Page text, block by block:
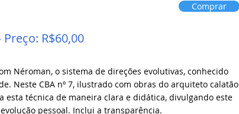
Comprar
R$60,00
Néroman, o sistema de direções evolutivas, conhecido
Neste CBA nº 7, ilustrado com obras do arquiteto calatão
esta técnica de maneira clara e didática, divulgando este
pessoal. Inclui a transparência.